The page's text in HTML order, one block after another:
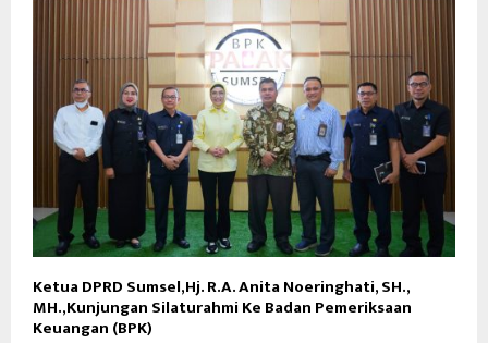
Ketua DPRD Sumsel,Hj. R.A. Anita Noeringhati, SH.,
MH.,Kunjungan Silaturahmi Ke Badan Pemeriksaan
Keuangan (BPK)